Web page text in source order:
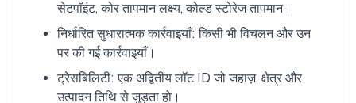
सेटपॉइंट, कोर तापमान लक्ष्य, कोल्ड स्टोरेज तापमान।
निर्धारित सुधारात्मक कार्रवाइयाँ: किसी भी विचलन और उन
पर की गई कार्रवाइयाँ।
ट्रेसबिलिटी: एक अद्वितीय लॉट ID जो जहाज़, क्षेत्र और
उत्पादन तिथि से जुड़ता हो।